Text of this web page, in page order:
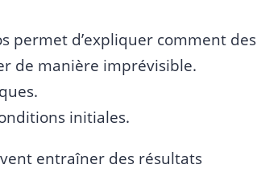
permet d’expliquer comment des
de manière imprévisible.
initiales.
entraîner des résultats